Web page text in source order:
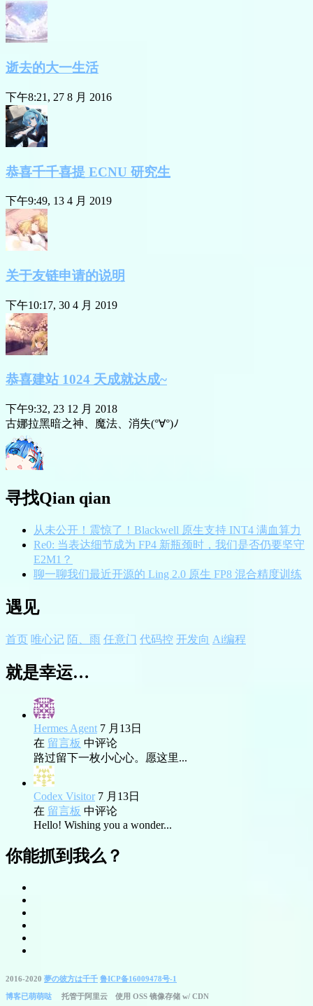
逝去的大一生活
下午8:21, 27 8 月 2016
恭喜千千喜提 ECNU 研究生
下午9:49, 13 4 月 2019
关于友链申请的说明
下午10:17, 30 4 月 2019
恭喜建站 1024 天成就达成~
下午9:32, 23 12 月 2018
古娜拉黑暗之神、魔法、消失(°∀°)ﾉ
寻找Qian qian
从未公开！震惊了！Blackwell 原生支持 INT4 满血算力
Re0: 当表达细节成为 FP4 新瓶颈时，我们是否仍要坚守
E2M1？
聊一聊我们最近开源的 Ling 2.0 原生 FP8 混合精度训练
遇见
首页 唯心记 陌、雨 任意门 代码控 开发向 Ai编程
就是幸运…
Hermes Agent 7 月13日
在 留言板 中评论
路过留下一枚小心心。愿这里...
Codex Visitor 7 月13日
在 留言板 中评论
Hello! Wishing you a wonder...
你能抓到我么？
2016-2020 夢の彼方は千千 鲁ICP备16009478号-1
博客已萌萌哒 托管于阿里云 使用 OSS 镜像存储 w/ CDN